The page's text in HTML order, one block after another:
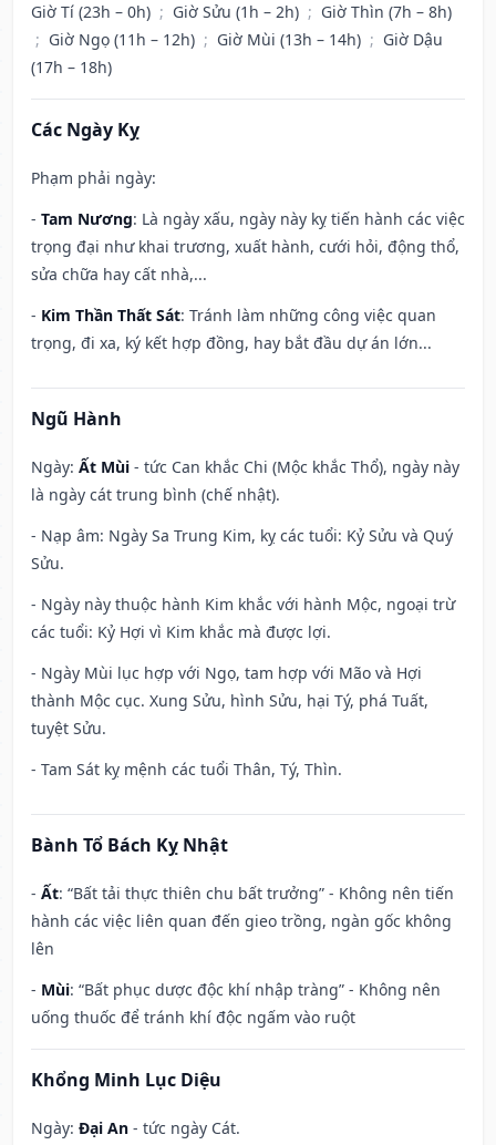
Giờ Tí (23h – 0h) ; Giờ Sửu (1h – 2h) ; Giờ Thìn (7h – 8h)
; Giờ Ngọ (11h – 12h) ; Giờ Mùi (13h – 14h) ; Giờ Dậu
(17h – 18h)
Các Ngày Kỵ
Phạm phải ngày:
- Tam Nương: Là ngày xấu, ngày này kỵ tiến hành các việc
trọng đại như khai trương, xuất hành, cưới hỏi, động thổ,
sửa chữa hay cất nhà,...
- Kim Thần Thất Sát: Tránh làm những công việc quan
trọng, đi xa, ký kết hợp đồng, hay bắt đầu dự án lớn...
Ngũ Hành
Ngày: Ất Mùi - tức Can khắc Chi (Mộc khắc Thổ), ngày này
là ngày cát trung bình (chế nhật).
- Nạp âm: Ngày Sa Trung Kim, kỵ các tuổi: Kỷ Sửu và Quý
Sửu.
- Ngày này thuộc hành Kim khắc với hành Mộc, ngoại trừ
các tuổi: Kỷ Hợi vì Kim khắc mà được lợi.
- Ngày Mùi lục hợp với Ngọ, tam hợp với Mão và Hợi
thành Mộc cục. Xung Sửu, hình Sửu, hại Tý, phá Tuất,
tuyệt Sửu.
- Tam Sát kỵ mệnh các tuổi Thân, Tý, Thìn.
Bành Tổ Bách Kỵ Nhật
- Ất: “Bất tải thực thiên chu bất trưởng” - Không nên tiến
hành các việc liên quan đến gieo trồng, ngàn gốc không
lên
- Mùi: “Bất phục dược độc khí nhập tràng” - Không nên
uống thuốc để tránh khí độc ngấm vào ruột
Khổng Minh Lục Diệu
Ngày: Đại An - tức ngày Cát.